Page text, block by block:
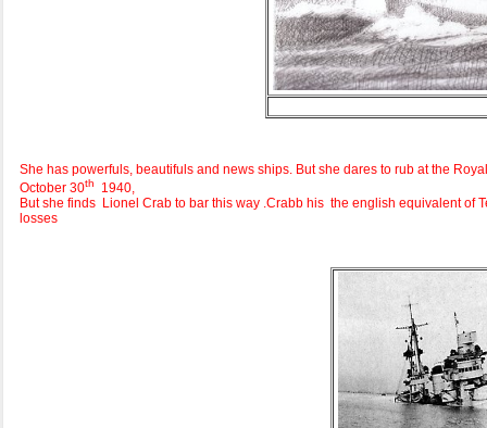
She has powerfuls, beautifuls and news ships. But she dares to rub at the
October 30th
1940,
But she finds Lionel Crab to bar this way .Crabb his the english equivalent of
losses